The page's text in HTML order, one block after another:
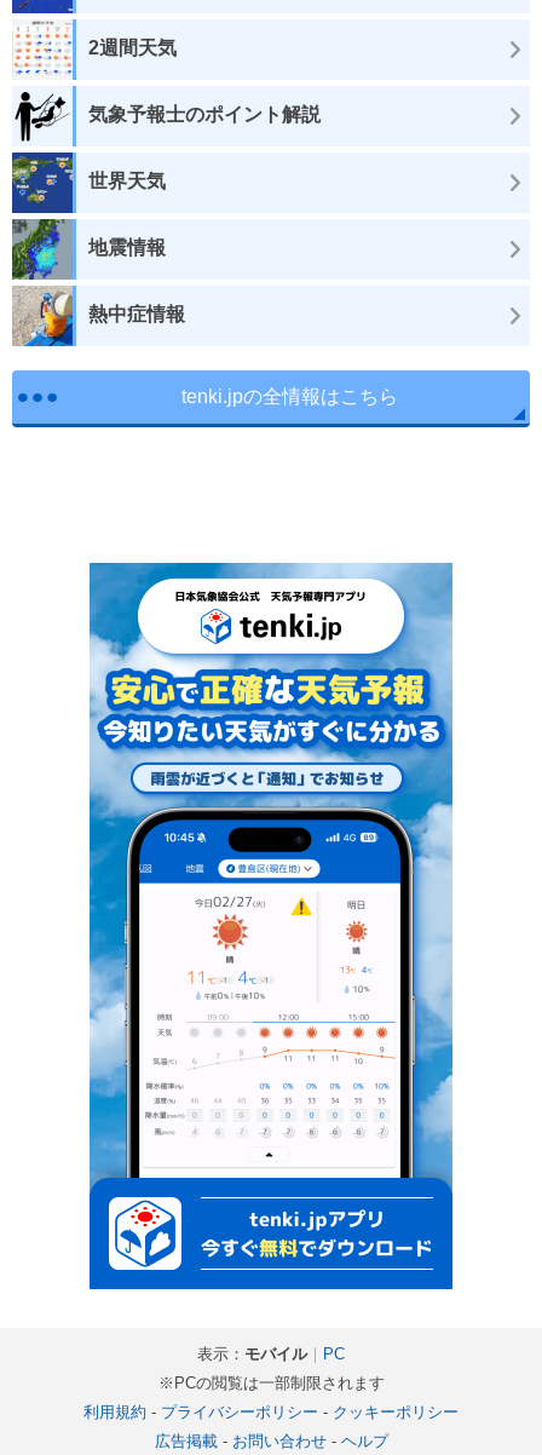
2週間天気
気象予報士のポイント解説
世界天気
地震情報
熱中症情報
tenki.jpの全情報はこちら
表示： モバイル｜ PC
※PCの閲覧は一部制限されます
利用規約 - プライバシーポリシー - クッキーポリシー
広告掲載- お問い合わせ- ヘルプ